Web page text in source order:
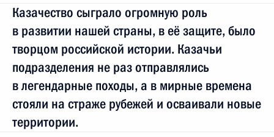
Казачество сыграло огромную роль
в развитии нашей страны, в её защите, было
творцом российской истории. Казачьи
подразделения не раз отправлялись
в легендарные походы, а в мирные времена
стояли на страже рубежей и осваивали новые
территории.